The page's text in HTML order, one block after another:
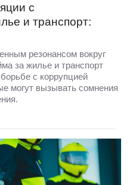
с
и транспорт:
резонансом вокруг
за жилье и транспорт
с коррупцией
могут вызывать сомнения